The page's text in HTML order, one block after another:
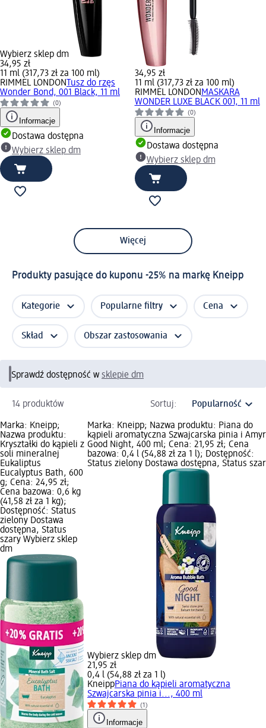
Wybierz sklep dm
34,95 zł
11 ml (317,73 zł za 100 ml)
RIMMEL LONDON
Tusz do rzęs
Wonder Bond, 001 Black, 11 ml
(0)
Informacje
Dostawa dostępna
Wybierz sklep dm
34,95 zł
11 ml (317,73 zł za 100 ml)
RIMMEL LONDON MASKARA
WONDER LUXE BLACK 001, 11 ml
(0)
Informacje
Dostawa dostępna
Wybierz sklep dm
Więcej
Produkty pasujące do kuponu -25% na markę Kneipp
Kategorie Popularne filtry Cena
Skład Obszar zastosowania
Sprawdź dostępność w sklepie dm
14 produktów Sortuj:
Marka: Kneipp;
Nazwa produktu:
Kryształki do kąpieli z
soli mineralnej
Eukaliptus
Eucalyptus Bath, 600
g; Cena: 24,95 zł;
Cena bazowa: 0,6 kg
(41,58 zł za 1 kg);
Dostępność: Status
zielony Dostawa
dostępna, Status
szary Wybierz sklep
dm
Marka: Kneipp; Nazwa produktu: Piana do
kąpieli aromatyczna Szwajcarska pinia i
Good Night, 400 ml; Cena: 21,95 zł; Cena
bazowa: 0,4 l (54,88 zł za 1 l); Dostępność:
Status zielony Dostawa dostępna, Status
Wybierz sklep dm
21,95 zł
0,4 l (54,88 zł za 1 l)
KneippPiana do kąpieli aromatyczna
Szwajcarska pinia i..., 400 ml
(1)
Informacje